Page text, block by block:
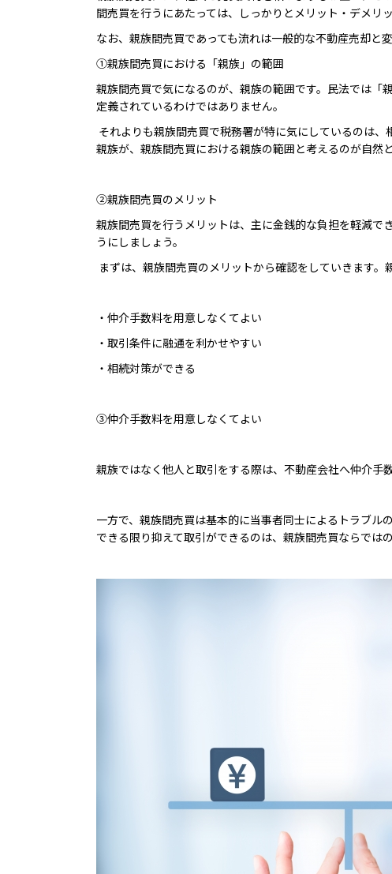
間売買を行うにあたっては、しっかりとメリット・デメリ
なお、親族間売買であっても流れは一般的な不動産売却と
①親族間売買における「親族」の範囲
親族間売買で気になるのが、親族の範囲です。民法では
定義されているわけではありません。
それよりも親族間売買で税務署が特に気にしているのは
親族が、親族間売買における親族の範囲と考えるのが自然
②親族間売買のメリット
親族間売買を行うメリットは、主に金銭的な負担を軽減
うにしましょう。
まずは、親族間売買のメリットから確認をしていきます。
・仲介手数料を用意しなくてよい
・取引条件に融通を利かせやすい
・相続対策ができる
③仲介手数料を用意しなくてよい
親族ではなく他人と取引をする際は、不動産会社へ仲介手
一方で、親族間売買は基本的に当事者同士によるトラブ
できる限り抑えて取引ができるのは、親族間売買ならでは